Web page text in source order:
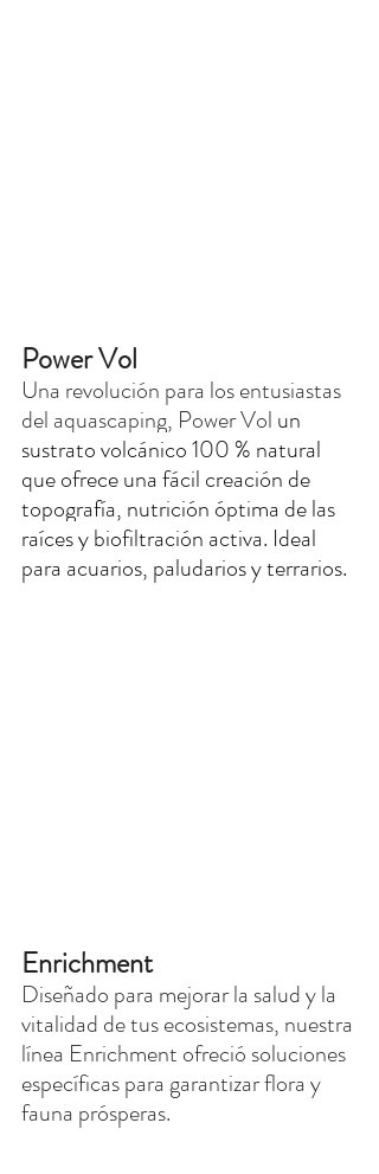
Power Vol
Una revolución para los entusiastas
del aquascaping, Power Vol un
sustrato volcánico 100 % natural
que ofrece una fácil creación de
topografía, nutrición óptima de las
raíces y biofiltración activa. Ideal
para acuarios, paludarios y terrarios.
Enrichment
Diseñado para mejorar la salud y la
vitalidad de tus ecosistemas, nuestra
línea Enrichment ofreció soluciones
específicas para garantizar flora y
fauna prósperas.